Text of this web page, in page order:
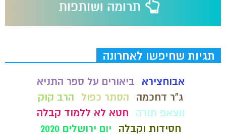
תגיות שחיפשו לאחרונה
אבוחצירא
ביאורים על ספר התניא
ג"ר דחכמה
הסתר כפול
הרב קוק
ווצאפ תורה
חטא לא ללמוד קבלה
חסידות וקבלה
יום ירושלים 2020